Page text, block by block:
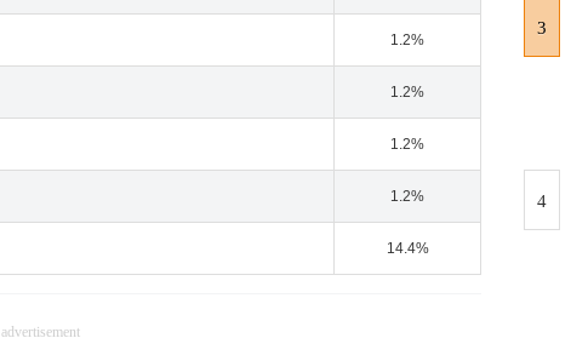
1.2%
1.2%
1.2%
1.2%
14.4%
advertisement
3
4